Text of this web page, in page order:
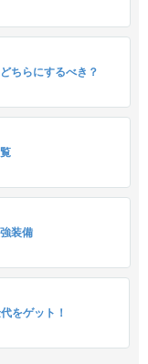
ちらにするべき？
装備
をゲット！